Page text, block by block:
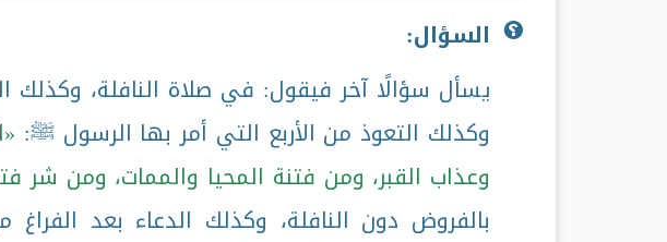
السؤال:
يسأل سؤالًا آخر فيقول: في صلاة النافلة، وكذلك
وكذلك التعوذ من الأربع التي أمر بها الرسول ﷺ:
وعذاب القبر، ومن فتنة المحيا والممات، ومن شر
بالفروض دون النافلة، وكذلك الدعاء بعد